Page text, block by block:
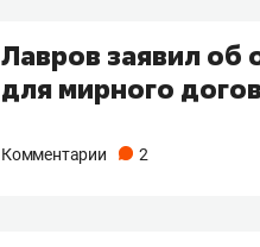
Лавров заявил об
для мирного
Комментарии 2